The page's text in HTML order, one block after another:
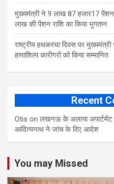
मुख्यमंत्री ने 9 लाख 87 हजार17
लाख की पेंशन राशि का किया भुगतान
राष्ट्रीय हथकरघा दिवस पर
हस्तशिल्प कारीगरों को किया सम्मानित
Recent
Otis onलखनऊ के अलाया अपार्टमेंट
आद‍ित्‍यनाथ ने जांच के द‍िए आदेश
You may Missed